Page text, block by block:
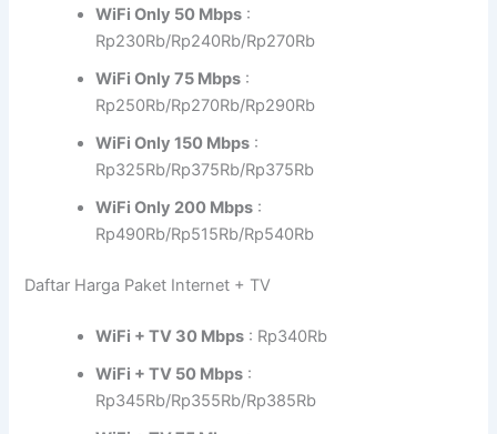
WiFi Only 50 Mbps :
Rp230Rb/Rp240Rb/Rp270Rb
WiFi Only 75 Mbps :
Rp250Rb/Rp270Rb/Rp290Rb
WiFi Only 150 Mbps :
Rp325Rb/Rp375Rb/Rp375Rb
WiFi Only 200 Mbps :
Rp490Rb/Rp515Rb/Rp540Rb
Daftar Harga Paket Internet + TV
WiFi + TV 30 Mbps : Rp340Rb
WiFi + TV 50 Mbps :
Rp345Rb/Rp355Rb/Rp385Rb